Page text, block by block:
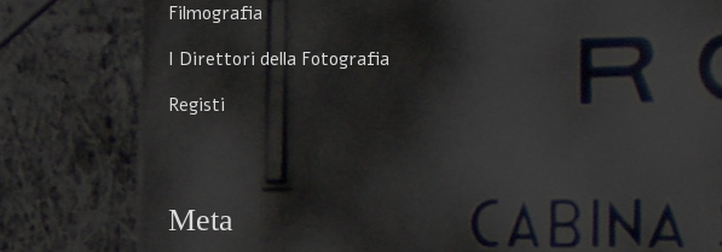
Filmografia
I Direttori della Fotografia
Registi
Meta